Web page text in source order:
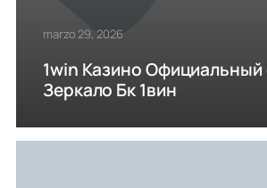
marzo 29, 2026
1win Казино Официальный
Зеркало Бк 1вин